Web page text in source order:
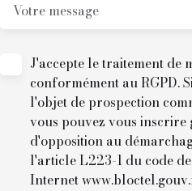
Votre message
J'accepte le traitement de
conformément au RGPD.
l'objet de prospection
vous pouvez vous
d'opposition au
l'article L223-1 du code
Internet